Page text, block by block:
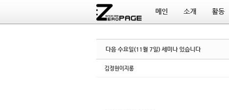
메인 소개 활동
다음 수요일(11월 7일) 세미나 있습니다
김정현이지롱
Sketchbook5, 스케치북5
Sketchbook5, 스케치북5